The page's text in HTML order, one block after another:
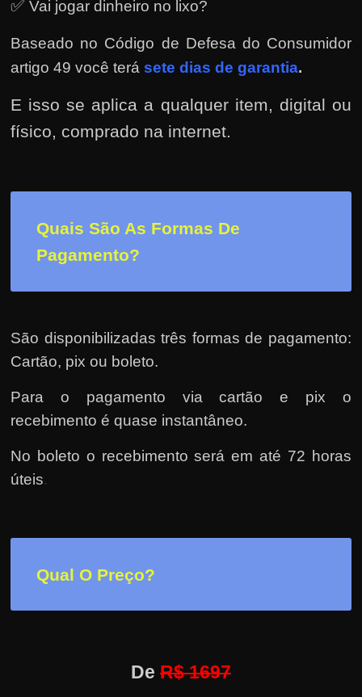
r
d
n
h
i
t
e
e
t
?
s
m
✅ Vai jogar dinheiro no lixo?
Baseado no Código de Defesa do Consumidor
artigo 49 você terásete dias de garantia.
E isso se aplica a qualquer item, digital ou
físico, comprado na internet.
Quais São As Formas De
Pagamento?
São disponibilizadas três formas de pagamento:
Cartão, pix ou boleto.
Para o pagamento via cartão e pix o
recebimento é quase instantâneo.
No boleto o recebimento será em até 72 horas
úteis.
Qual O Preço?
De R$ 1697